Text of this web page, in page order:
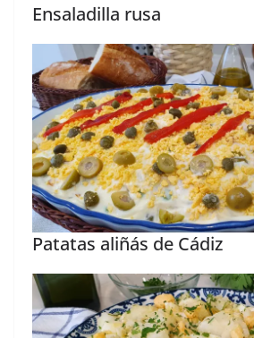
Ensaladilla rusa
Patatas aliñás de Cádiz